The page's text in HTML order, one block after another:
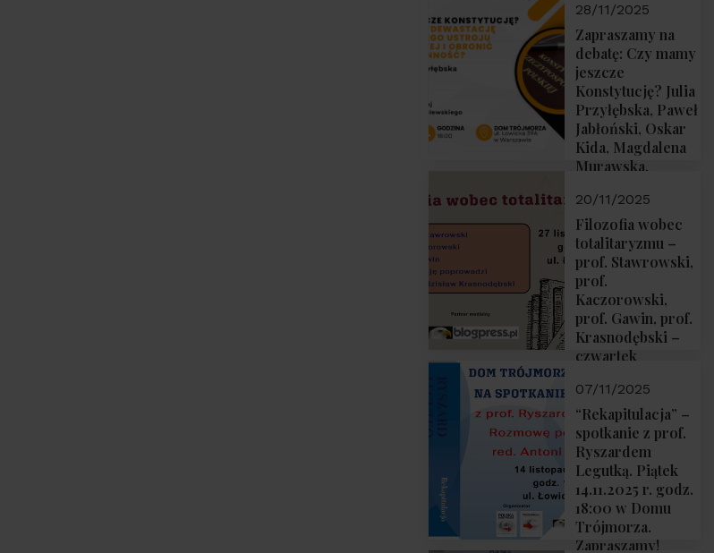
28/11/2025
Zapraszamy na
debatę: Czy mamy
jeszcze
Konstytucję? Julia
Przyłębska, Paweł
Jabłoński, Oskar
Kida, Magdalena
Murawska,
Sobolewski – 4
grudnia 2025 r.
godz. 18:00.
20/11/2025
Filozofia wobec
totalitaryzmu –
prof. Stawrowski,
prof.
Kaczorowski,
prof. Gawin, prof.
Krasnodębski –
czwartek
18:00
07/11/2025
“Rekapitulacja” –
spotkanie z prof.
Ryszardem
Legutką. Piątek
14.11.2025 r. godz.
18:00 w Domu
Trójmorza.
Zapraszamy!